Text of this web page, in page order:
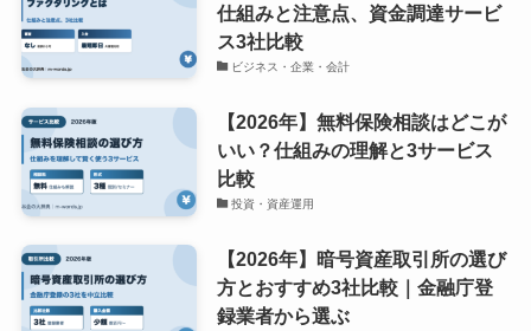
仕組みと注意点、資金調達サービ
ス3社比較
ビジネス・企業・会計
【2026年】無料保険相談はどこが
いい？仕組みの理解と3サービス
比較
投資・資産運用
【2026年】暗号資産取引所の選び
方とおすすめ3社比較｜金融庁登
録業者から選ぶ